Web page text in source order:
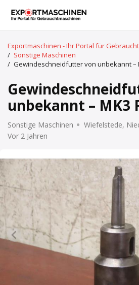
Exportmaschinen - Ihr Portal für
/ Sonstige Maschinen
/ Gewindeschneidfutter von unbekannt –
unbekannt – MK3
Sonstige Maschinen
Wiefelstede,
Vor 2 Jahren